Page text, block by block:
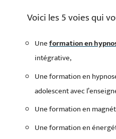
Voici les 5 voies qui
Uneformation en
intégrative,
Une formation en
adolescent avec
Une formation en
Une formation en